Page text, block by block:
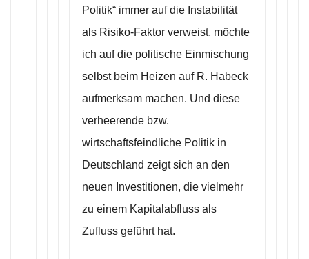
Politik“ immer auf die Instabilität
als Risiko-Faktor verweist, möchte
ich auf die politische Einmischung
selbst beim Heizen auf R. Habeck
aufmerksam machen. Und diese
verheerende bzw.
wirtschaftsfeindliche Politik in
Deutschland zeigt sich an den
neuen Investitionen, die vielmehr
zu einem Kapitalabfluss als
Zufluss geführt hat.